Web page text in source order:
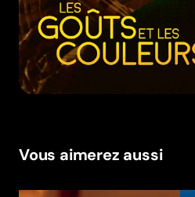
Vous aimerez aussi